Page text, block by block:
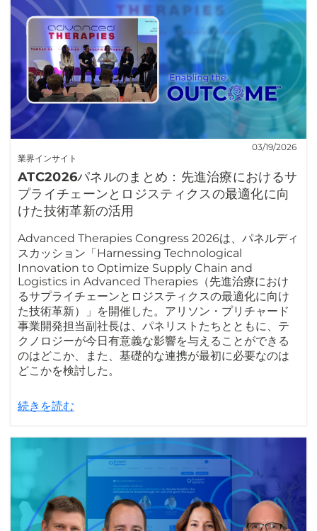
業界インサイト
03/19/2026
ATC2026パネルのまとめ：先進治療におけるサ
プライチェーンとロジスティクスの最適化に向
けた技術革新の活用
Advanced Therapies Congress 2026は、パネルディ
スカッション「Harnessing Technological
Innovation to Optimize Supply Chain and
Logistics in Advanced Therapies（先進治療におけ
るサプライチェーンとロジスティクスの最適化に向け
た技術革新）」を開催した。アリソン・プリチャード
事業開発担当副社長は、パネリストたちとともに、テ
クノロジーが今日有意義な影響を与えることができる
のはどこか、また、基礎的な連携が最初に必要なのは
どこかを検討した。
続きを読む